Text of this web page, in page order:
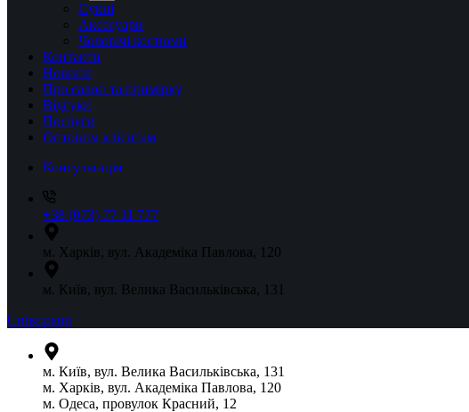
Сукні
Аксесуари
Чоловічі костюми
Контакти
Новини
Про салон та примірку
Відгуки
Послуги
Оптовим клієнтам
Консультація
+38 (073) 77 11 777
м. Харків, вул. Академіка Павлова, 120
м. Київ, вул. Велика Васильківська, 131
Співпраця
м. Київ, вул. Велика Васильківська, 131
м. Харків, вул. Академіка Павлова, 120
м. Одеса, провулок Красний, 12